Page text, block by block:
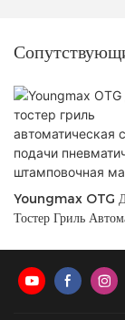
Youngmax OTG
Тостер Гриль